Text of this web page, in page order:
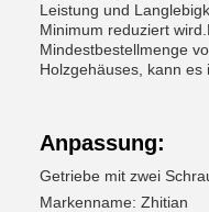
Leistung und
Minimum reduziert
Mindestbestellmenge
Holzgehäuses, kann es
Anpassung:
Getriebe mit zwei
Markenname: Zhitian